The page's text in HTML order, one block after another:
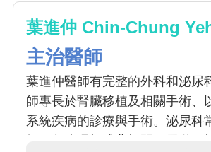
葉進仲 Chin-Chung
主治醫師
葉進仲醫師有完整的外科和泌尿
師專長於腎臟移植及相關手術、
系統疾病的診療與手術。泌尿科